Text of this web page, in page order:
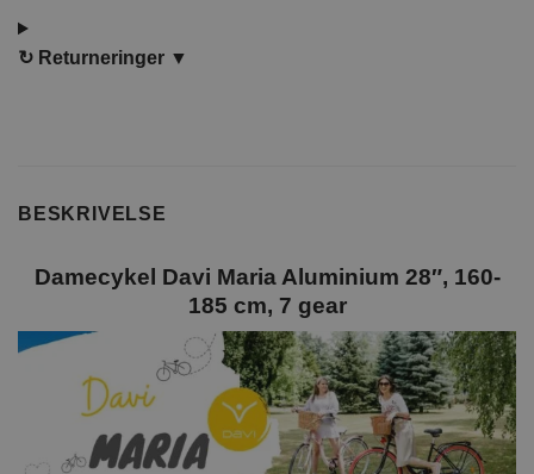
↻ Returneringer ▼
BESKRIVELSE
Damecykel Davi Maria Aluminium 28″, 160-
185 cm, 7 gear